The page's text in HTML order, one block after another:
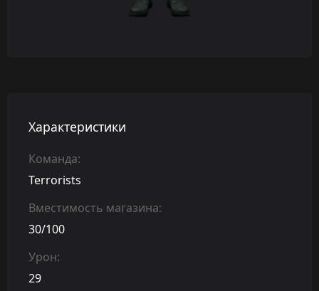
Характеристики
Команда:
Terrorists
Вместимость магазина:
30/100
Урон:
29